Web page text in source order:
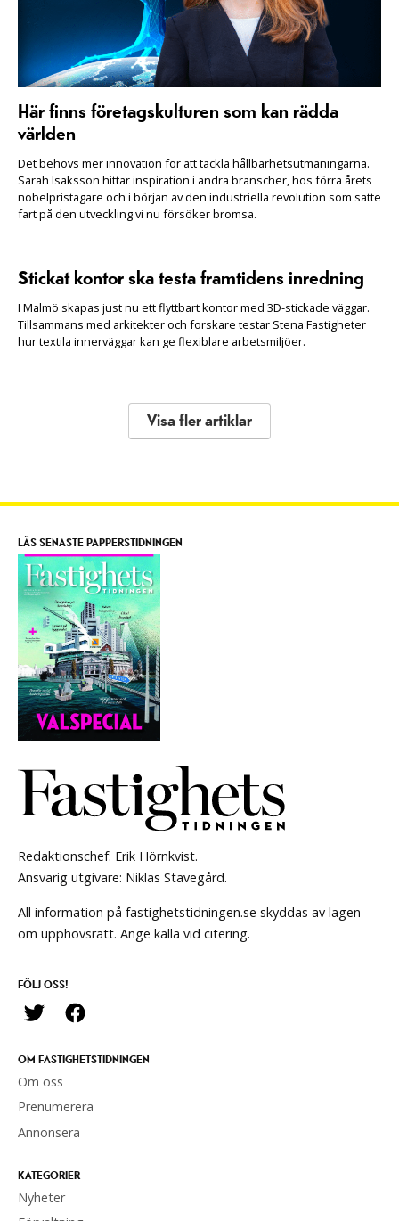
Här finns företagskulturen som kan rädda
världen
Det behövs mer innovation för att tackla hållbarhetsutmaningarna.
Sarah Isaksson hittar inspiration i andra branscher, hos förra årets
nobelpristagare och i början av den industriella revolution som satte
fart på den utveckling vi nu försöker bromsa.
Stickat kontor ska testa framtidens inredning
I Malmö skapas just nu ett flyttbart kontor med 3D-stickade väggar.
Tillsammans med arkitekter och forskare testar Stena Fastigheter
hur textila innerväggar kan ge flexiblare arbetsmiljöer.
Visa fler artiklar
Redaktionschef: Erik Hörnkvist.
Ansvarig utgivare: Niklas Stavegård.
All information på fastighetstidningen.se skyddas av lagen
om upphovsrätt. Ange källa vid citering.
FÖLJ OSS!
OM FASTIGHETSTIDNINGEN
Om oss
Prenumerera
Annonsera
KATEGORIER
Nyheter
LÄS SENASTE PAPPERSTIDNINGEN